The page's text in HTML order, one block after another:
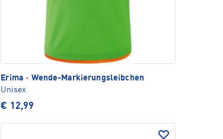
Erima · Wende-Markierungsleibchen
Unisex
€ 12,99